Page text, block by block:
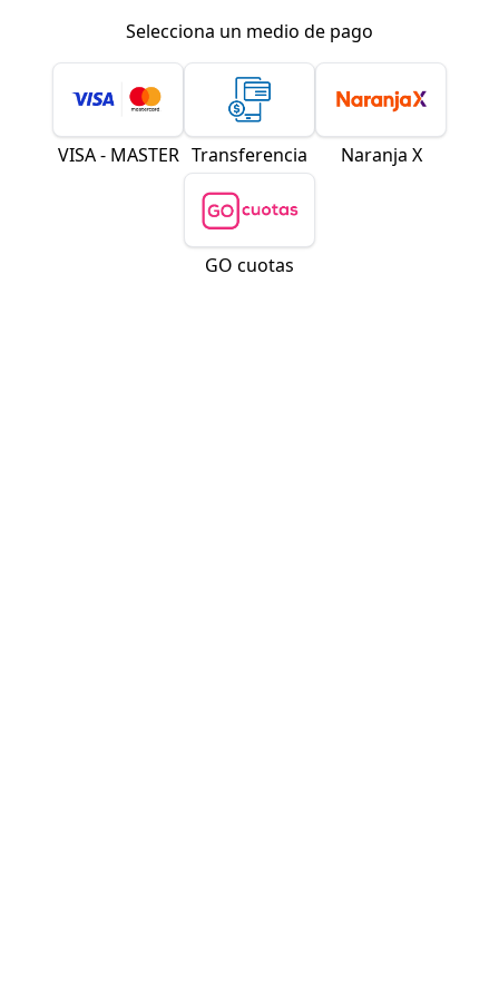
Selecciona un medio de pago
VISA - MASTER Transferencia Naranja X
GO cuotas